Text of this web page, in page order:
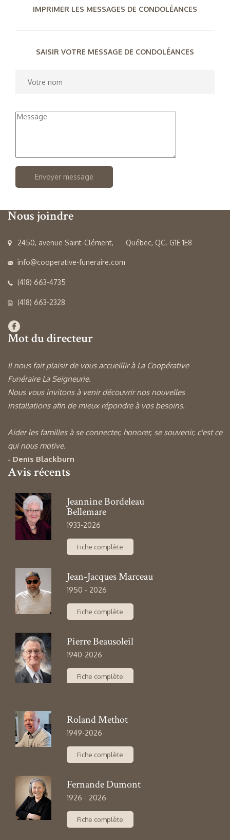
IMPRIMER LES MESSAGES DE CONDOLÉANCES
SAISIR VOTRE MESSAGE DE CONDOLÉANCES
Nous joindre
2450, avenue Saint-Clément, Québec, QC. G1E 1E8
info@cooperative-funeraire.com
(418) 663-4735
(418) 663-2328
Mot du directeur
Il nous fait plaisir de vous accueillir à La Coopérative
Funéraire La Seigneurie.
Nous vous invitons à venir découvrir nos nouvelles
installations afin de mieux répondre à vos besoins.
Aider les familles à se connecter, honorer, se souvenir, c'est ce
qui nous motive.
- Denis Blackburn
Avis récents